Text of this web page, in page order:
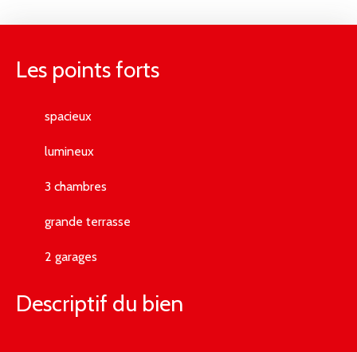
Les points forts
spacieux
lumineux
3 chambres
grande terrasse
2 garages
Descriptif du bien